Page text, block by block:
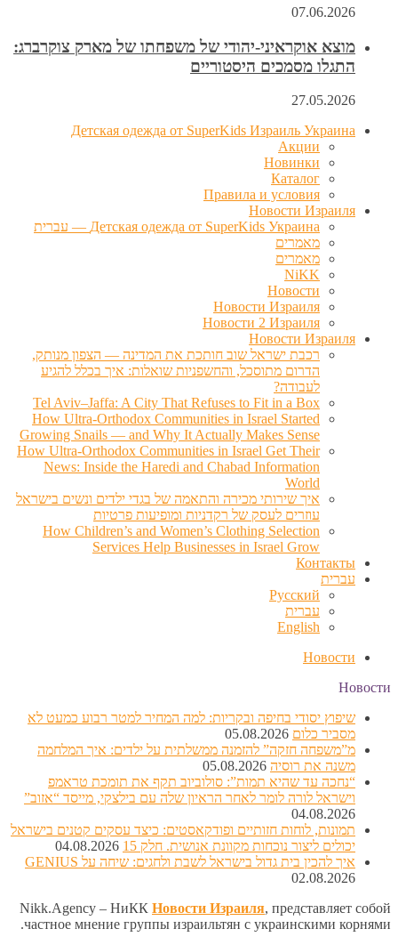
07.06.2026
מוצא אוקראיני-יהודי של משפחתו של מארק צוקרברג:
התגלו מסמכים היסטוריים
27.05.2026
Детская одежда от SuperKids Израиль Украина
Акции
Новинки
Каталог
Правила и условия
Новости Израиля
Детская одежда от SuperKids Украина — עברית
מאמרים
מאמרים
NiKK
Новости
Новости Израиля
Новости 2 Израиля
Новости Израиля
רכבת ישראל שוב חותכת את המדינה — הצפון מנותק,
הדרום מתוסכל, והחשפניות שואלות: איך בכלל להגיע
לעבודה?
Tel Aviv–Jaffa: A City That Refuses to Fit in a Box
How Ultra-Orthodox Communities in Israel Started
Growing Snails — and Why It Actually Makes Sense
How Ultra-Orthodox Communities in Israel Get Their
News: Inside the Haredi and Chabad Information
World
איך שירותי מכירה והתאמה של בגדי ילדים ונשים בישראל
עוזרים לעסק של רקדניות ומופיעות פרטיות
How Children’s and Women’s Clothing Selection
Services Help Businesses in Israel Grow
Контакты
עברית
Русский
עברית
English
Новости
Новости
שיפוץ יסודי בחיפה ובקריות: למה המחיר למטר רבוע כמעט לא
מסביר כלום 05.08.2026
מ”משפחה חזקה” להזמנה ממשלתית על ילדים: איך המלחמה
משנה את רוסיה 05.08.2026
“נחכה עד שהיא תמות”: סולוביוב תקף את תומכת טראמפ
וישראל לורה לומר לאחר הראיון שלה עם בילצקי, מייסד “אזוב”
04.08.2026
תמונות, לוחות חזותיים ופודקאסטים: כיצד עסקים קטנים בישראל
יכולים ליצור נוכחות מקוונת אנושית. חלק 15
04.08.2026
איך להכין בית גדול בישראל לשבת ולחגים: שיחה על GENIUS
02.08.2026
Nikk.Agency – НиКК Новости Израиля, представляет собой
частное мнение группы израильтян с украинскими корнями.